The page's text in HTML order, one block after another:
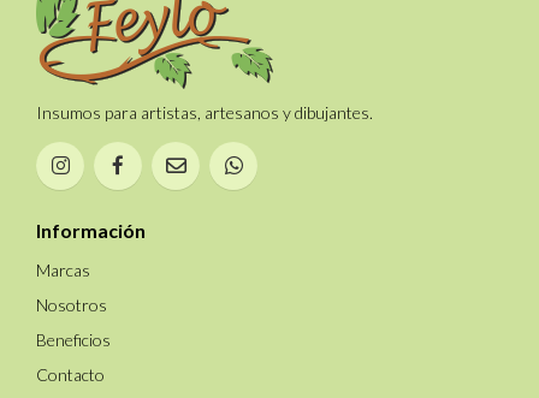
Insumos para artistas, artesanos y dibujantes.
Información
Marcas
Nosotros
Beneficios
Contacto